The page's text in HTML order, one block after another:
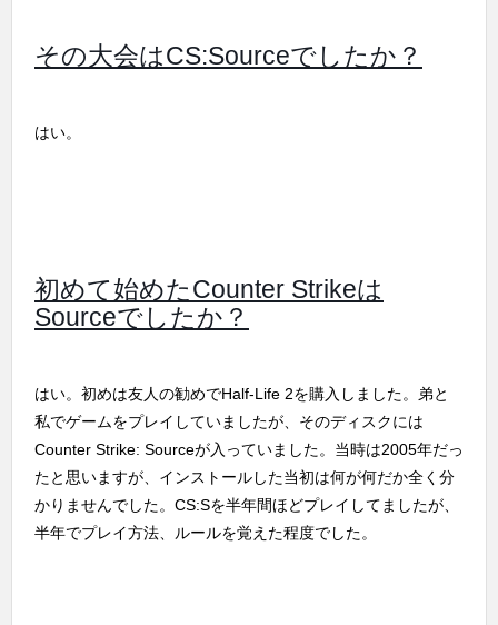
その大会はCS:Sourceでしたか？
はい。
初めて始めたCounter Strikeは
Sourceでしたか？
はい。初めは友人の勧めでHalf-Life 2を購入しました。弟と
私でゲームをプレイしていましたが、そのディスクには
Counter Strike: Sourceが入っていました。当時は2005年だっ
たと思いますが、インストールした当初は何が何だか全く分
かりませんでした。CS:Sを半年間ほどプレイしてましたが、
半年でプレイ方法、ルールを覚えた程度でした。